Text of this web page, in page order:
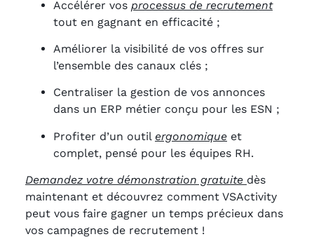
Accélérer vos processus de recrutement
tout en gagnant en efficacité ;
Améliorer la visibilité de vos offres sur
l’ensemble des canaux clés ;
Centraliser la gestion de vos annonces
dans un ERP métier conçu pour les ESN ;
Profiter d’un outil ergonomique et
complet, pensé pour les équipes RH.
Demandez votre démonstration gratuite dès
maintenant et découvrez comment VSActivity
peut vous faire gagner un temps précieux dans
vos campagnes de recrutement !